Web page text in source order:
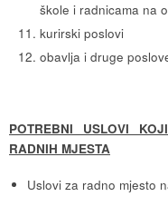
škole i radnicama na
kurirski poslovi
obavlja i druge
POTREBNI USLOVI
RADNIH MJESTA
Uslovi za radno mjesto